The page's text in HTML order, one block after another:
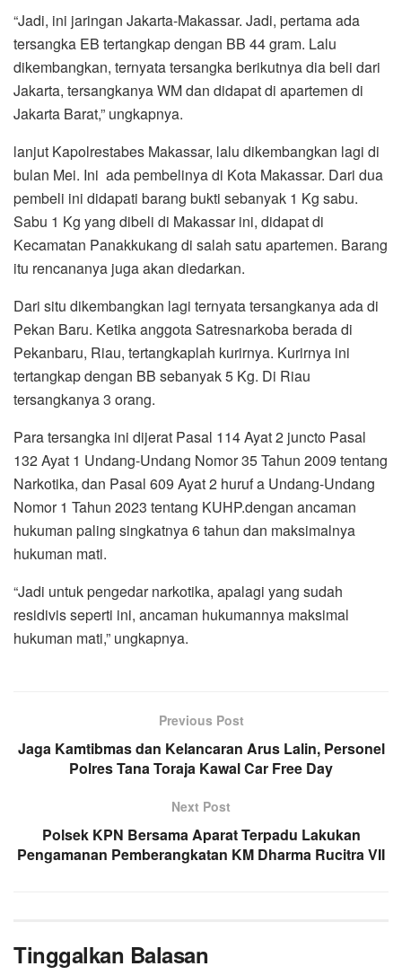
“Jadi, ini jaringan Jakarta-Makassar. Jadi, pertama ada
tersangka EB tertangkap dengan BB 44 gram. Lalu
dikembangkan, ternyata tersangka berikutnya dia beli dari
Jakarta, tersangkanya WM dan didapat di apartemen di
Jakarta Barat,” ungkapnya.
lanjut Kapolrestabes Makassar, lalu dikembangkan lagi di
bulan Mei. Ini ada pembelinya di Kota Makassar. Dari dua
pembeli ini didapati barang bukti sebanyak 1 Kg sabu.
Sabu 1 Kg yang dibeli di Makassar ini, didapat di
Kecamatan Panakkukang di salah satu apartemen. Barang
itu rencananya juga akan diedarkan.
Dari situ dikembangkan lagi ternyata tersangkanya ada di
Pekan Baru. Ketika anggota Satresnarkoba berada di
Pekanbaru, Riau, tertangkaplah kurirnya. Kurirnya ini
tertangkap dengan BB sebanyak 5 Kg. Di Riau
tersangkanya 3 orang.
Para tersangka ini dijerat Pasal 114 Ayat 2 juncto Pasal
132 Ayat 1 Undang-Undang Nomor 35 Tahun 2009 tentang
Narkotika, dan Pasal 609 Ayat 2 huruf a Undang-Undang
Nomor 1 Tahun 2023 tentang KUHP.dengan ancaman
hukuman paling singkatnya 6 tahun dan maksimalnya
hukuman mati.
“Jadi untuk pengedar narkotika, apalagi yang sudah
residivis seperti ini, ancaman hukumannya maksimal
hukuman mati,” ungkapnya.
Previous Post
Jaga Kamtibmas dan Kelancaran Arus Lalin, Personel
Polres Tana Toraja Kawal Car Free Day
Next Post
Polsek KPN Bersama Aparat Terpadu Lakukan
Pengamanan Pemberangkatan KM Dharma Rucitra VII
Tinggalkan Balasan